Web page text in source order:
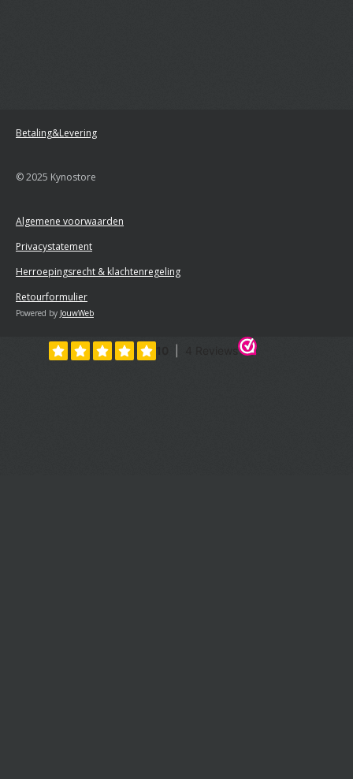
Betaling&Levering
© 2025 Kynostore
Algemene voorwaarden
Privacystatement
Herroepingsrecht & klachtenregeling
Retourformulier
Powered by JouwWeb